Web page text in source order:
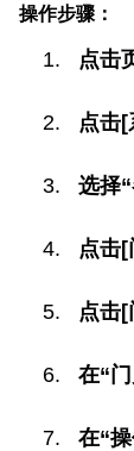
操作步骤：
点击
点击[
选择
点击[
点击[
在“
在“